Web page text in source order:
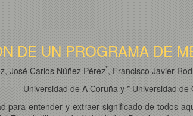
DE UN PROGRAMA DE
José Carlos Núñez Pérez*, Francisco Javier
Universidad de A Coruña y * Universidad de
para entender y extraer significado de todos